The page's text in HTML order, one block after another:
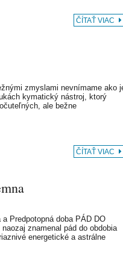
ČÍTAŤ VIAC
zmyslami nevnímame ako
kymatický nástroj, ktorý
ale bežne
ČÍTAŤ VIAC
Predpotopná doba PÁD DO
znamenal pád do obdobia
energetické a astrálne